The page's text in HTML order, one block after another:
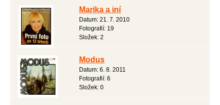
Marika a iní
Datum: 21. 7. 2010
Fotografií: 19
Složek: 2
Modus
Datum: 6. 8. 2011
Fotografií: 6
Složek: 0